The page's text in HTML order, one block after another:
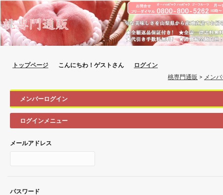
トップページ こんにちわ！ゲストさん
ログイン
桃専門通販 > メン
メンバーログイン
ログインメニュー
メールアドレス
パスワード